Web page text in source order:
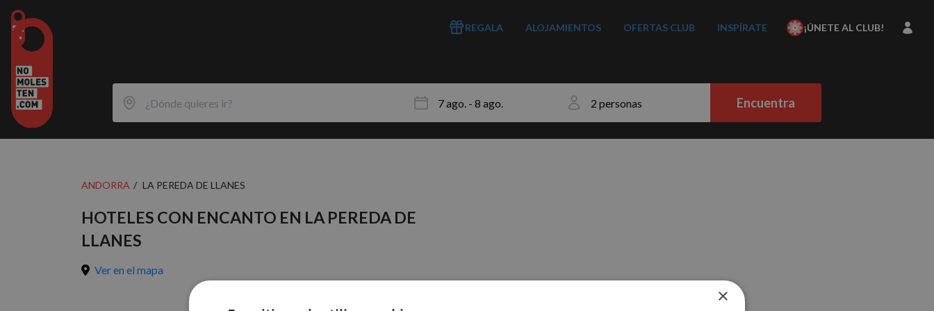
REGALA ALOJAMIENTOS OFERTAS CLUB INSPÍRATE ¡ÚNETE AL CLUB!
Encuentra
ANDORRA LA PEREDA DE LLANES
HOTELES CON ENCANTO EN LA PEREDA DE
LLANES
Ver en el mapa
×